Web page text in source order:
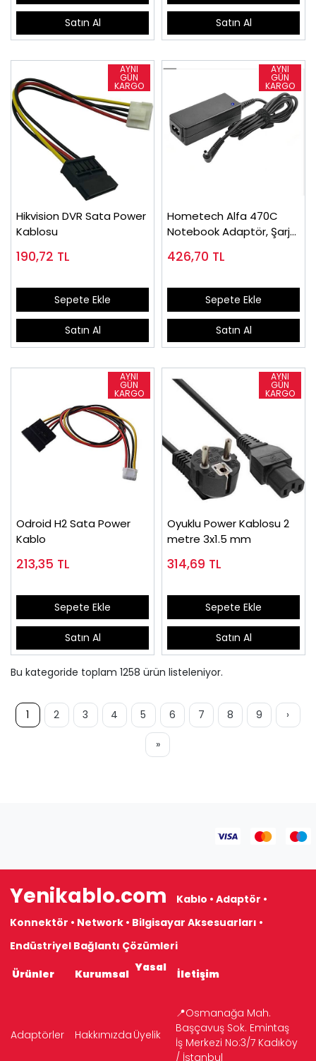
Satın Al Satın Al
Hikvision DVR Sata Power
Kablosu
190,72 TL
Sepete Ekle
Satın Al
Hometech Alfa 470C
Notebook Adaptör, Şarj
426,70 TL
Sepete Ekle
Satın Al
Odroid H2 Sata Power
Kablo
213,35 TL
Sepete Ekle
Satın Al
Oyuklu Power Kablosu 2
metre 3x1.5 mm
314,69 TL
Sepete Ekle
Satın Al
Bu kategoride toplam 1258 ürün listeleniyor.
1 2 3 4 5 6 7 8 9 ›
»
Yenikablo.com
Kablo • Adaptör •
Konnektör • Network • Bilgisayar Aksesuarları •
Endüstriyel Bağlantı Çözümleri
Ürünler
Kurumsal Yasal İletişim
Adaptörler Hakkımızda Üyelik
📍Osmanağa Mah.
Başçavuş Sok. Emintaş
İş Merkezi No:3/7 Kadıköy
/ İstanbul